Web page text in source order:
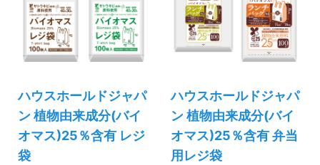
ハウスホールドジャパ
ン 植物由来成分(バイ
オマス)25％含有 レジ
袋
ハウスホールドジャパ
ン 植物由来成分(バイ
オマス)25％含有 弁当
用レジ袋